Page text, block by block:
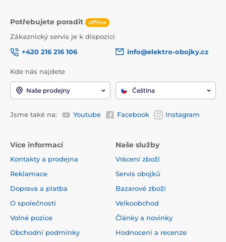
Potřebujete poradit offline
Zákaznický servis je k dispozici
+420 216 216 106
info@elektro-obojky.cz
Kde nás najdete
Naše prodejny Čeština
Jsme také na: Youtube Facebook Instagram
Více informací
Kontakty a prodejna
Reklamace
Doprava a platba
O společnosti
Volné pozice
Obchodní podmínky
Naše služby
Vrácení zboží
Servis obojků
Bazarové zboží
Velkoobchod
Články a novinky
Hodnocení a recenze